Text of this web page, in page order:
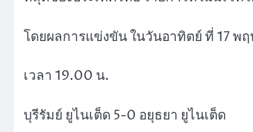
โดยผลการแข่งขัน ในวันอาทิตย์ ที่ 17 พ
เวลา 19.00 น.
บุรีรัมย์ ยูไนเต็ด 5-0 อยุธยา ยูไนเต็ด